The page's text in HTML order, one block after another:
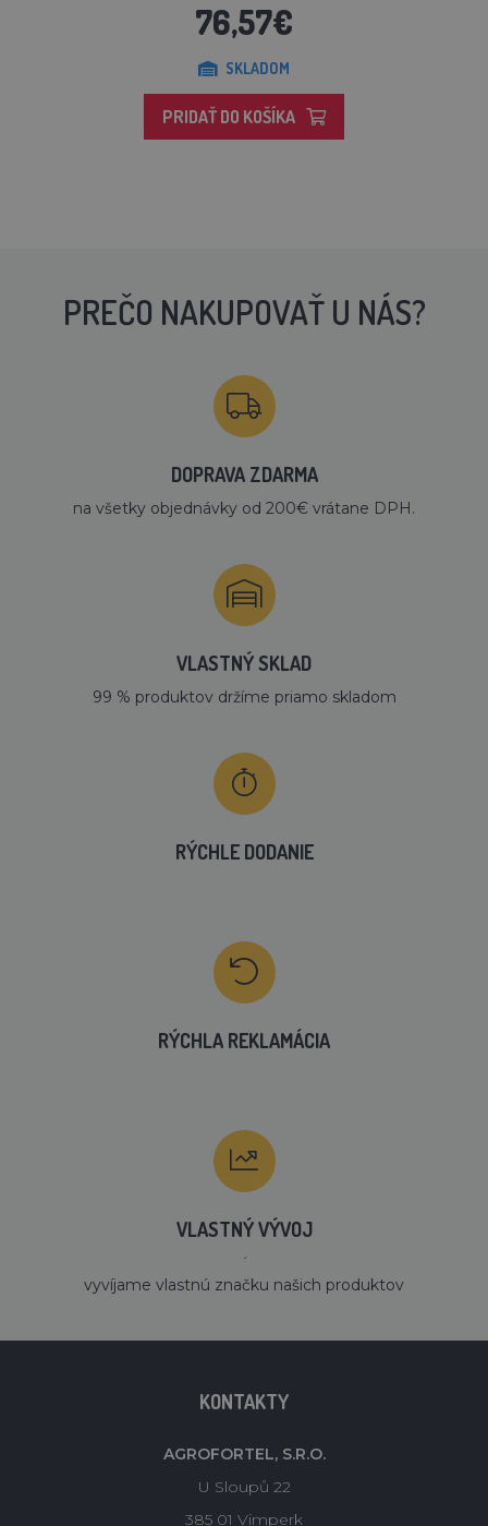
76,57€
SKLADOM
PRIDAŤ DO KOŠÍKA
PREČO NAKUPOVAŤ U NÁS?
DOPRAVA ZDARMA
na všetky objednávky od 200€ vrátane DPH.
VLASTNÝ SKLAD
99 % produktov držíme priamo skladom
RÝCHLE DODANIE
RÝCHLA REKLAMÁCIA
VLASTNÝ VÝVOJ
´
vyvíjame vlastnú značku našich produktov
KONTAKTY
AGROFORTEL, S.R.O.
U Sloupů 22
385 01 Vimperk